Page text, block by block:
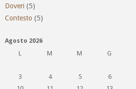
Doveri (5)
Contesto (5)
Agosto 2026
L
M M G
3
4 5 6